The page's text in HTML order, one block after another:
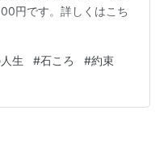
円です。詳しくはこち
生 #石ころ #約束